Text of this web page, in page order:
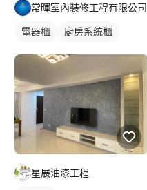
常暉室內裝修工程有限公司
電器櫃 廚房系統櫃
星展油漆工程